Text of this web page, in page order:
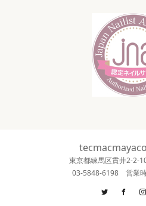
東京都練馬区貫井2-2-
03-5848-6198 営業
Twitter